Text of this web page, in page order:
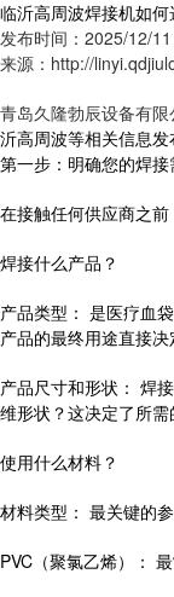
临沂高周波焊接机如何
发布时间：2025/12/
来源：http://
青岛久隆勃辰设备有
沂高周波等相关信息发
第一步：明确您的焊接
在接触任何供应商之前
焊接什么产品？
产品类型： 是医疗血
产品的最终用途直接
产品尺寸和形状： 焊
维形状？这决定了所需
使用什么材料？
材料类型： 最关键的参
PVC（聚氯乙烯）：